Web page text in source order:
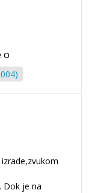
o
Dok je na